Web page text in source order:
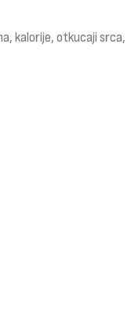
kalorije, otkucaji srca,